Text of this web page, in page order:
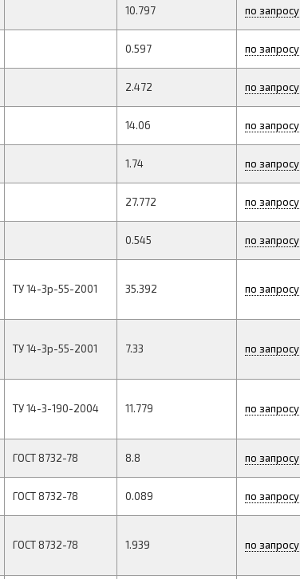
10.797 по запросу
0.597 по запросу
2.472 по запросу
14.06 по запросу
1.74 по запросу
27.772 по запросу
0.545 по запросу
ТУ 14-3р-55-2001 35.392 по запросу
ТУ 14-3р-55-2001 7.33 по запросу
ТУ 14-3-190-2004 11.779 по запросу
ГОСТ 8732-78 8.8 по запросу
ГОСТ 8732-78 0.089 по запросу
ГОСТ 8732-78 1.939 по запросу